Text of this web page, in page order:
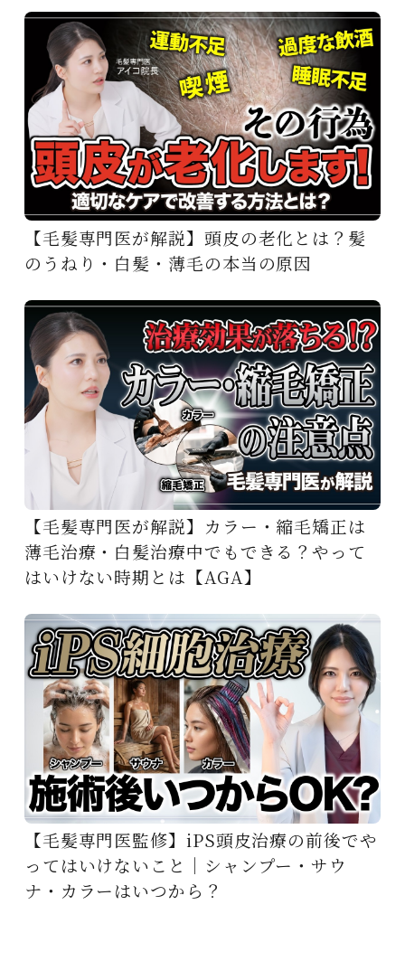
【毛髪専門医が解説】頭皮の老化とは？髪
のうねり・白髪・薄毛の本当の原因
【毛髪専門医が解説】カラー・縮毛矯正は
薄毛治療・白髪治療中でもできる？やって
はいけない時期とは【AGA】
【毛髪専門医監修】iPS頭皮治療の前後でや
ってはいけないこと｜シャンプー・サウ
ナ・カラーはいつから？